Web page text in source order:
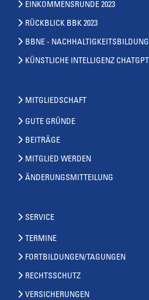
EINKOMMENSRUNDE 2023
RÜCKBLICK BBK 2023
BBNE - NACHHALTIGKEITSBILDUNG
KÜNSTLICHE INTELLIGENZ CHATGPT
MITGLIEDSCHAFT
GUTE GRÜNDE
BEITRÄGE
MITGLIED WERDEN
ÄNDERUNGSMITTEILUNG
SERVICE
TERMINE
FORTBILDUNGEN/TAGUNGEN
RECHTSSCHUTZ
VERSICHERUNGEN